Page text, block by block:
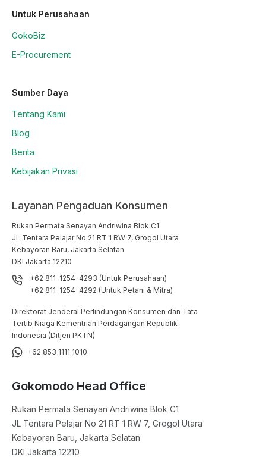
Untuk Perusahaan
GokoBiz
E-Procurement
Sumber Daya
Tentang Kami
Blog
Berita
Kebijakan Privasi
Layanan Pengaduan Konsumen
Rukan Permata Senayan Andriwina Blok C1
JL Tentara Pelajar No 21 RT 1 RW 7, Grogol Utara
Kebayoran Baru, Jakarta Selatan
DKI Jakarta 12210
+62 811-1254-4293 (Untuk Perusahaan)
+62 811-1254-4292 (Untuk Petani & Mitra)
Direktorat Jenderal Perlindungan Konsumen dan Tata
Tertib Niaga Kementrian Perdagangan Republik
Indonesia (Ditjen PKTN)
+62 853 1111 1010
Gokomodo Head Office
Rukan Permata Senayan Andriwina Blok C1
JL Tentara Pelajar No 21 RT 1 RW 7, Grogol Utara
Kebayoran Baru, Jakarta Selatan
DKI Jakarta 12210